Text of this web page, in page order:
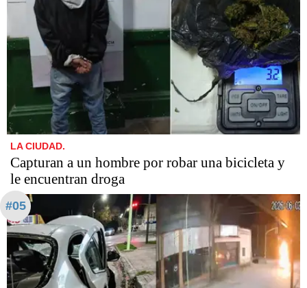
LA CIUDAD.
Capturan a un hombre por robar una bicicleta y
le encuentran droga
#05